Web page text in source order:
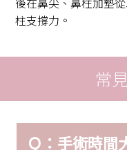
柱支撐力。
常
Ｑ：手術時間